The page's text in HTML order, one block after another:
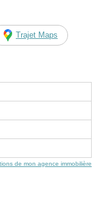
Trajet Maps
de mon agence immobilière